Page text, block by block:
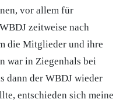
vor allem für
zeitweise nach
die Mitglieder und ihre
war in Ziegenhals bei
dann der WBDJ wieder
entschieden sich meine